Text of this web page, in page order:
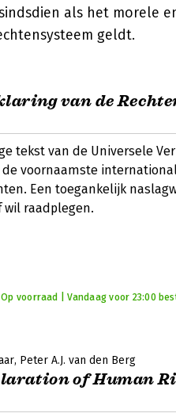
als het morele
geldt.
van de
tekst van de Universele
de voornaamste
Een toegankelijk
wil raadplegen.
Op voorraad | Vandaag voor 23:00
Peter A.J. van den Berg
of Human